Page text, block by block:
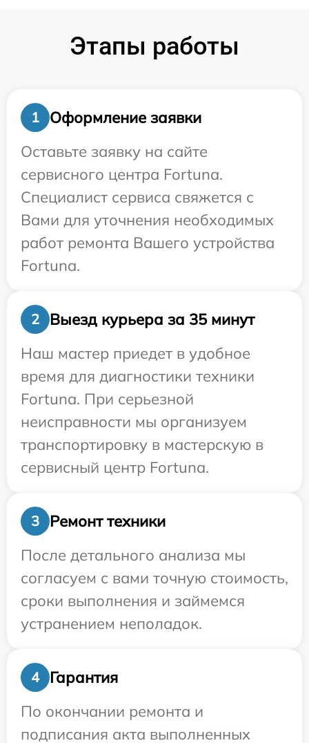
Этапы работы
1
Оформление заявки
Оставьте заявку на сайте
сервисного центра Fortuna.
Специалист сервиса свяжется с
Вами для уточнения необходимых
работ ремонта Вашего устройства
Fortuna.
2
Выезд курьера за 35 минут
Наш мастер приедет в удобное
время для диагностики техники
Fortuna. При серьезной
неисправности мы организуем
транспортировку в мастерскую в
сервисный центр Fortuna.
3
Ремонт техники
После детального анализа мы
согласуем с вами точную стоимость,
сроки выполнения и займемся
устранением неполадок.
4
Гарантия
По окончании ремонта и
подписания акта выполненных